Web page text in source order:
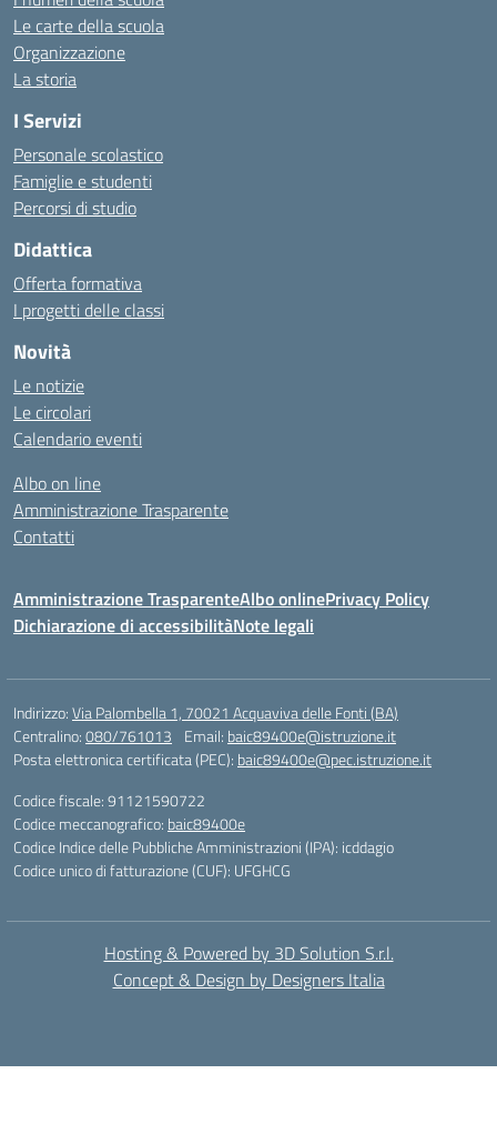
Le carte della scuola
Organizzazione
La storia
I Servizi
Personale scolastico
Famiglie e studenti
Percorsi di studio
Didattica
Offerta formativa
I progetti delle classi
Novità
Le notizie
Le circolari
Calendario eventi
Albo on line
Amministrazione Trasparente
Contatti
Amministrazione TrasparenteAlbo onlinePrivacy Policy
Dichiarazione di accessibilitàNote legali
Indirizzo:Via Palombella 1, 70021 Acquaviva delle Fonti (BA)
Centralino:080/761013 Email: baic89400e@istruzione.it
Posta elettronica certificata (PEC): baic89400e@pec.istruzione.it
Codice fiscale: 91121590722
Codice meccanografico: baic89400e
Codice Indice delle Pubbliche Amministrazioni (IPA): icddagio
Codice unico di fatturazione (CUF): UFGHCG
Hosting & Powered by 3D Solution S.r.l.
Concept & Design by Designers Italia